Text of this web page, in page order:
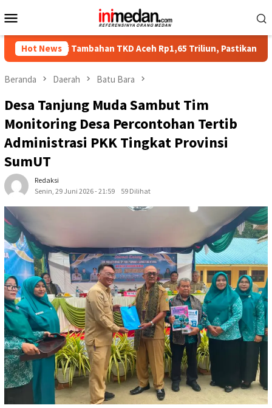
ke
Mobile
Hot News
Tambahan TKD Aceh Rp1,65 Triliun, Pastikan Transparan dan
Beranda Daerah Batu Bara
Desa Tanjung Muda Sambut Tim
Monitoring Desa Percontohan Tertib
Administrasi PKK Tingkat Provinsi
SumUT
Redaksi
Senin, 29 Juni 2026 - 21:59
59 Dilihat